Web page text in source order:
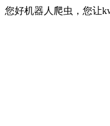
您好机器人爬虫，您让